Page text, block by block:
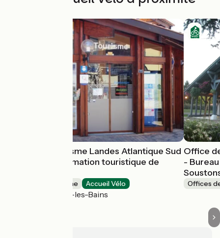
Office de Tourisme Landes Atlantique Sud
- Bureau d'information touristique de
Offices de Tourisme Accueil Vélo
Vieux-Boucau-les-Bains
Office
-
Offices